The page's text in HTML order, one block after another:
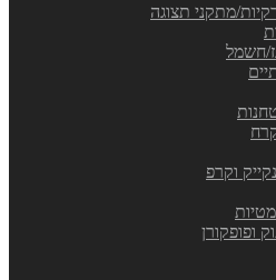
מתקני תצוגה
חשמל
וקרפ
ופופקורן